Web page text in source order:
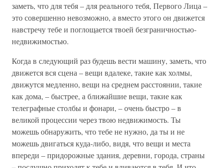
заметь, что для тебя – для реального тебя, Первого Лица –
это совершенно невозможно, а вместо этого он движется
навстречу тебе и поглощается твоей безграничностью-
недвижимостью.
Когда в следующий раз будешь вести машину, заметь, что
движется вся сцена – вещи вдалеке, такие как холмы,
движутся медленно, вещи на среднем расстоянии, такие
как дома, – быстрее, а ближайшие вещи, такие как
телеграфные столбы и фонари, – очень быстро – в
великой процессии через твою недвижимость. Ты
можешь обнаружить, что тебе не нужно, да ты и не
можешь двигаться куда-либо, видя, что вещи и места
впереди – придорожные здания, деревни, города, страны